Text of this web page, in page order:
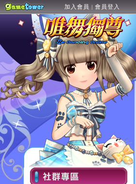
加入會員 | 會員登入